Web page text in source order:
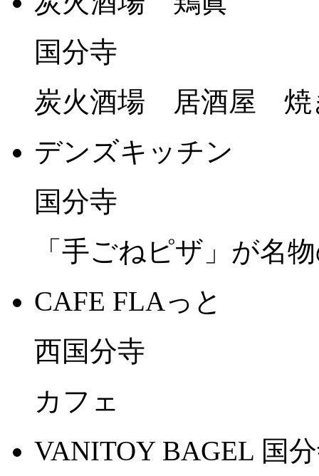
国分寺
炭火酒場 居酒屋 焼
デンズキッチン
国分寺
「手ごねピザ」が名
CAFE FLAっと
西国分寺
カフェ
VANITOY BAGEL 国